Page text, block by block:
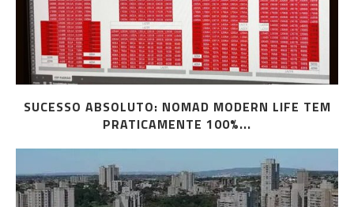
SUCESSO ABSOLUTO: NOMAD MODERN LIFE TEM
PRATICAMENTE 100%...